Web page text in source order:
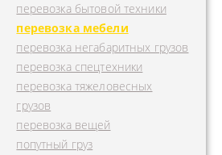
перевозка бытовой техники
перевозка мебели
перевозка негабаритных грузов
перевозка спецтехники
перевозка тяжеловесных
грузов
перевозка вещей
попутный груз